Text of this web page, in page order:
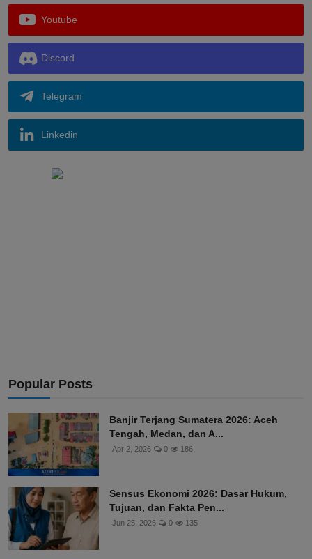
Youtube
Discord
Telegram
Linkedin
Popular Posts
Banjir Terjang Sumatera 2026: Aceh
Tengah, Medan, dan A...
Apr 2, 2026 0 186
Sensus Ekonomi 2026: Dasar Hukum,
Tujuan, dan Fakta Pen...
Jun 25, 2026 0 135